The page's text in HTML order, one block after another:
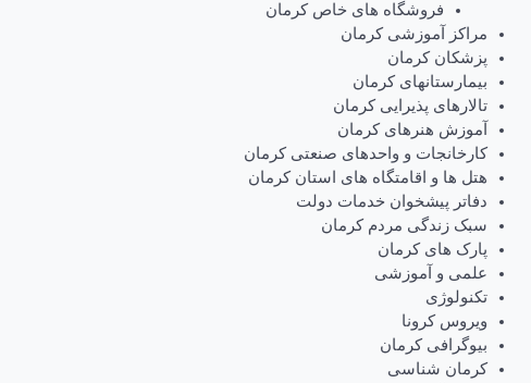
فروشگاه های خاص کرمان
مراکز آموزشی کرمان
پزشکان کرمان
بیمارستانهای کرمان
تالارهای پذیرایی کرمان
آموزش هنرهای کرمان
کارخانجات و واحدهای صنعتی کرمان
هتل ها و اقامتگاه های استان کرمان
دفاتر پیشخوان خدمات دولت
سبک زندگی مردم کرمان
پارک های کرمان
علمی و آموزشی
تکنولوژی
ویروس کرونا
بیوگرافی کرمان
کرمان شناسی